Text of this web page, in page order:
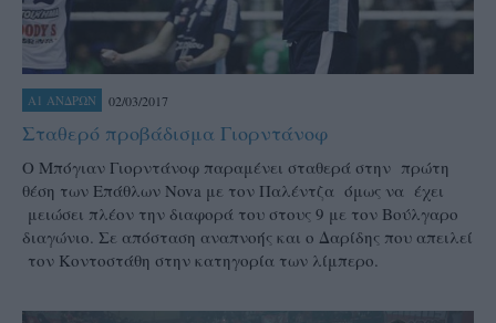
Α1 ΑΝΔΡΩΝ 02/03/2017
Σταθερό προβάδισμα Γιορντάνοφ
Ο Μπόγιαν Γιορντάνοφ παραμένει σταθερά στην πρώτη
θέση των Επάθλων Nova με τον Παλέντζα όμως να έχει
μειώσει πλέον την διαφορά του στους 9 με τον Βούλγαρο
διαγώνιο. Σε απόσταση αναπνοής και ο Δαρίδης που απειλεί
τον Κοντοστάθη στην κατηγορία των λίμπερο.